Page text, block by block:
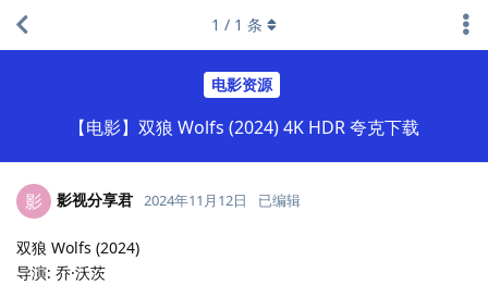
电影资源
【电影】双狼 Wolfs (2024) 4K HDR 夸克下载
1 / 1 条
影 影视分享君 2024年11月12日 已编辑
双狼 Wolfs (2024)
导演: 乔·沃茨